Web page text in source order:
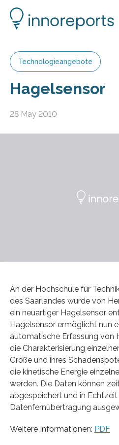
Technologieangebote
Hagelsensor
28 May 2010
An der Hochschule für
des Saarlandes wurde von
ein neuartiger Hagelsensor
Hagelsensor ermöglicht nun
automatische Erfassung von
die Charakterisierung
Größe und ihres
die kinetische Energie
werden. Die Daten können
abgespeichert und in Echtzeit
Datenfernübertragung
Weitere Informationen: PDF